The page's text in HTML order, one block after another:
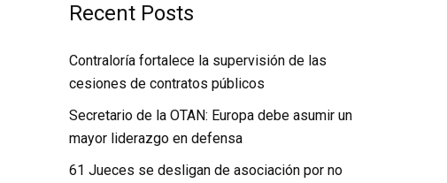
Recent Posts
Contraloría fortalece la supervisión de las
cesiones de contratos públicos
Secretario de la OTAN: Europa debe asumir un
mayor liderazgo en defensa
61 Jueces se desligan de asociación por no